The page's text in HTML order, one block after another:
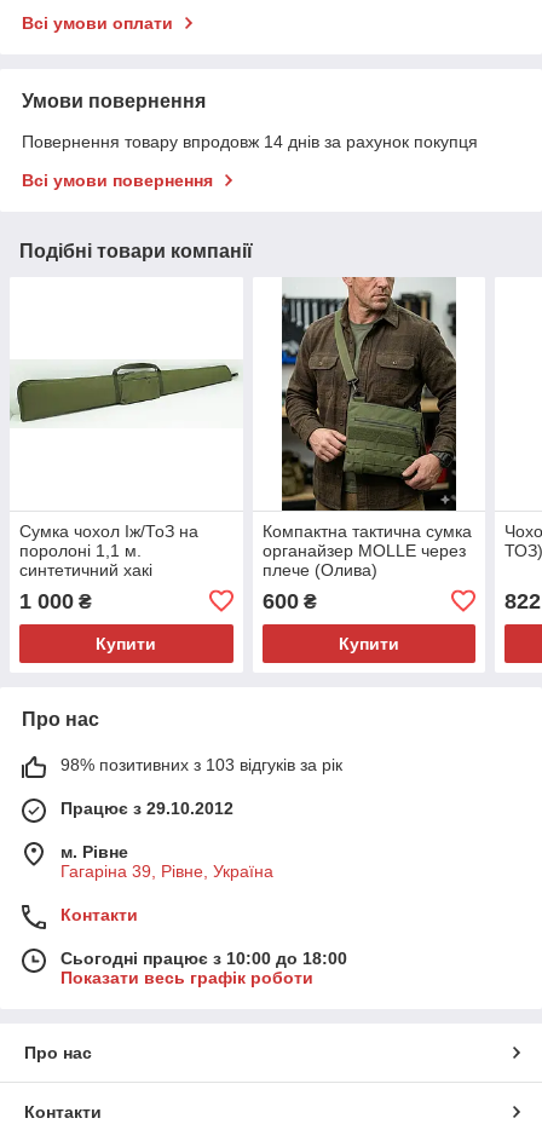
Всі умови оплати
Умови повернення
Повернення товару впродовж 14 днів за рахунок покупця
Всі умови повернення
Подібні товари компанії
Сумка чохол Іж/ТоЗ на
поролоні 1,1 м.
синтетичний хакі
1 000 ₴
Купити
Компактна тактична сумка
органайзер MOLLE через
плече (Олива)
600₴
Купити
822
Про нас
98% позитивних з 103 відгуків за рік
Працює з 29.10.2012
м. Рівне
Гагаріна 39, Рівне, Україна
Контакти
Сьогодні працює з 10:00 до 18:00
Показати весь графік роботи
Про нас
Контакти